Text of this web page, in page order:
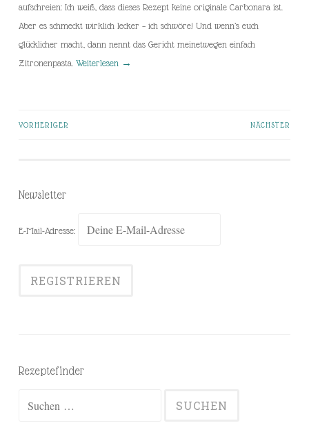
aufschreien: Ich weiß, dass dieses Rezept keine originale Carbonara ist.
Aber es schmeckt wirklich lecker – ich schwöre! Und wenn’s euch
glücklicher macht, dann nennt das Gericht meinetwegen einfach
Zitronenpasta. Weiterlesen →
Beiträge-
VORHERIGER NÄCHSTER
Newsletter
E-Mail-Adresse:
Rezeptefinder